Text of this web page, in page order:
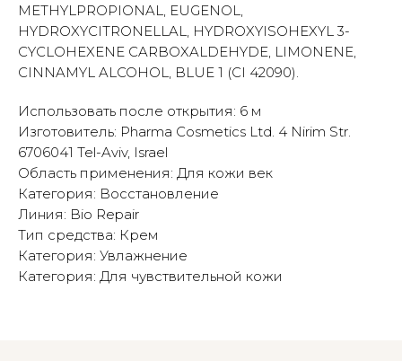
METHYLPROPIONAL, EUGENOL,
HYDROXYCITRONELLAL, HYDROXYISOHEXYL 3-
CYCLOHEXENE CARBOXALDEHYDE, LIMONENE,
CINNAMYL ALCOHOL, BLUE 1 (CI 42090).
Использовать после открытия: 6 м
Изготовитель: Pharma Cosmetics Ltd. 4 Nirim Str.
6706041 Tel-Aviv, Israel
Область применения: Для кожи век
Категория: Восстановление
Линия: Bio Repair
Тип средства: Крем
Категория: Увлажнение
Категория: Для чувствительной кожи